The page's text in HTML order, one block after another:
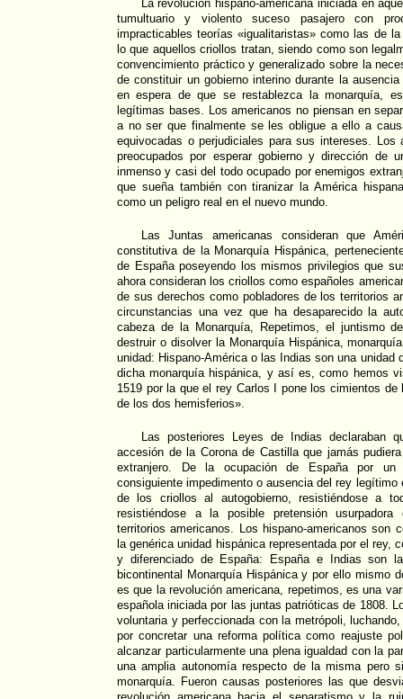
La revolución hispano-americana iniciada en
tumultuario y violento suceso pasajero con
impracticables teorías «igualitaristas» como las de
lo que aquellos criollos tratan, siendo como son
convencimiento práctico y generalizado sobre la
de constituir un gobierno interino durante la
en espera de que se restablezca la monarquía,
legítimas bases. Los americanos no piensan en
a no ser que finalmente se les obligue a ello a
equivocadas o perjudiciales para sus intereses. Los
preocupados por esperar gobierno y dirección de
inmenso y casi del todo ocupado por enemigos
que sueña también con tiranizar la América
como un peligro real en el nuevo mundo.
Las Juntas americanas consideran que
constitutiva de la Monarquía Hispánica,
de España poseyendo los mismos privilegios que
ahora consideran los criollos como españoles
de sus derechos como pobladores de los territorios
circunstancias una vez que ha desaparecido la
cabeza de la Monarquía, Repetimos, el juntismo
destruir o disolver la Monarquía Hispánica,
unidad: Hispano-América o las Indias son una unidad
dicha monarquía hispánica, y así es, como hemos
1519 por la que el rey Carlos I pone los cimientos de
de los dos hemisferios».
Las posteriores Leyes de Indias declaraban
accesión de la Corona de Castilla que jamás
extranjero. De la ocupación de España por un
consiguiente impedimento o ausencia del rey legítimo
de los criollos al autogobierno, resistiéndose a
resistiéndose a la posible pretensión
territorios americanos. Los hispano-americanos son
la genérica unidad hispánica representada por el rey,
y diferenciado de España: España e Indias son
bicontinental Monarquía Hispánica y por ello mismo
es que la revolución americana, repetimos, es una
española iniciada por las juntas patrióticas de 1808.
voluntaria y perfeccionada con la metrópoli,
por concretar una reforma política como reajuste
alcanzar particularmente una plena igualdad con la
una amplia autonomía respecto de la misma pero
monarquía. Fueron causas posteriores las que